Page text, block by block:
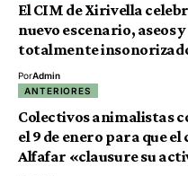
El CIM de Xirivella
nuevo escenario, aseos
totalmente
PorAdmin
ANTERIORES
Colectivos animalistas
el 9 de enero para que
Alfafar «clausure su